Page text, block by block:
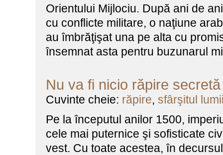
Orientului Mijlociu. După ani de
cu conflicte militare, o naţiune
au îmbrăţişat una pe alta cu
însemnat asta pentru buzunarul
Nu va fi nicio răpire secretă
Cuvinte cheie: răpire, sfârşitul
Pe la începutul anilor 1500,
cele mai puternice şi sofisticate
vest. Cu toate acestea, în